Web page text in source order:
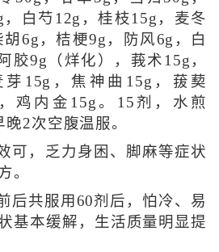
白芍12g，桂枝15g，麦冬
6g，桔梗9g，防风6g，白
胶9g（烊化），莪术15g，
15g，焦神曲15g，菝葜
鸡内金15g。15剂，水煎
2次空腹温服。
可，乏力身困、脚麻等症状
。
后共服用60剂后，怕冷、易
基本缓解，生活质量明显提